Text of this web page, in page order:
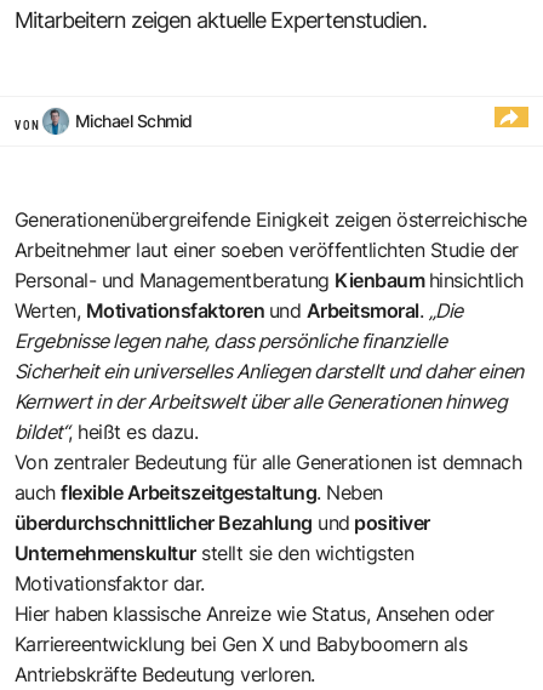
Mitarbeitern zeigen aktuelle Expertenstudien.
VON Michael Schmid
Generationenübergreifende Einigkeit zeigen österreichische
Arbeitnehmer laut einer soeben veröffentlichten Studie der
Personal- und Managementberatung Kienbaum hinsichtlich
Werten, Motivationsfaktoren und Arbeitsmoral. „Die
Ergebnisse legen nahe, dass persönliche finanzielle
Sicherheit ein universelles Anliegen darstellt und daher einen
Kernwert in der Arbeitswelt über alle Generationen hinweg
bildet“, heißt es dazu.
Von zentraler Bedeutung für alle Generationen ist demnach
auchflexible Arbeitszeitgestaltung. Neben
überdurchschnittlicher Bezahlung und positiver
Unternehmenskultur stellt sie den wichtigsten
Motivationsfaktor dar.
Hier haben klassische Anreize wie Status, Ansehen oder
Karriereentwicklung bei Gen X und Babyboomern als
Antriebskräfte Bedeutung verloren.